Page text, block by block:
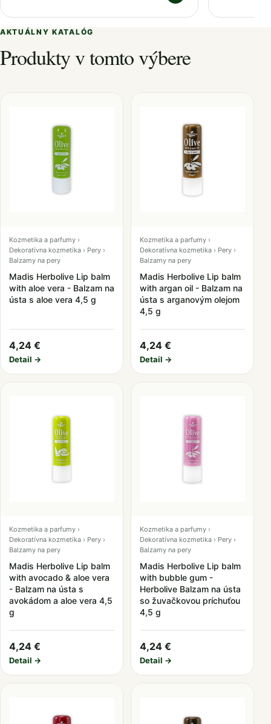
AKTUÁLNY KATALÓG
Produkty v tomto výbere
Kozmetika a parfumy ›
Dekoratívna kozmetika › Pery ›
Balzamy na pery
Madis Herbolive Lip balm
with aloe vera - Balzam na
ústa s aloe vera 4,5 g
4,24 €
Detail →
Kozmetika a parfumy ›
Dekoratívna kozmetika › Pery ›
Balzamy na pery
Madis Herbolive Lip balm
with argan oil - Balzam na
ústa s arganovým olejom
4,5 g
4,24 €
Detail →
Kozmetika a parfumy ›
Dekoratívna kozmetika › Pery ›
Balzamy na pery
Madis Herbolive Lip balm
with avocado & aloe vera
- Balzam na ústa s
avokádom a aloe vera 4,5
g
4,24 €
Detail →
Kozmetika a parfumy ›
Dekoratívna kozmetika › Pery ›
Balzamy na pery
Madis Herbolive Lip balm
with bubble gum -
Herbolive Balzam na ústa
so žuvačkovou príchuťou
4,5 g
4,24 €
Detail →